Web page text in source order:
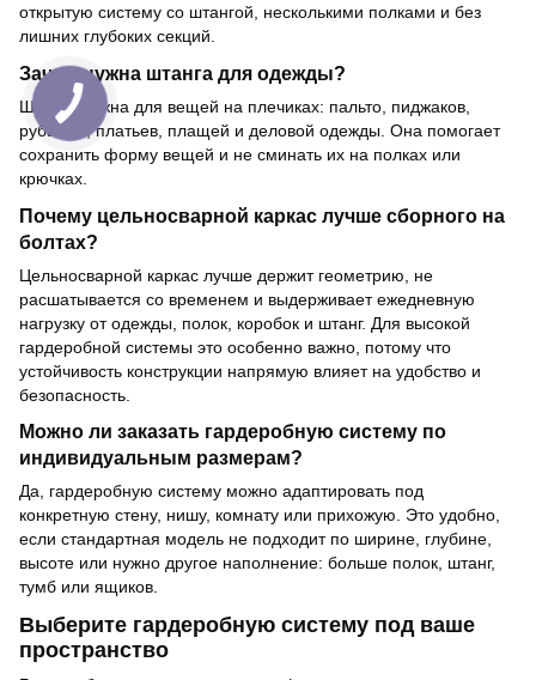
открытую систему со штангой, несколькими полками и без
лишних глубоких секций.
Зачем нужна штанга для одежды?
Штанга нужна для вещей на плечиках: пальто, пиджаков,
рубашек, платьев, плащей и деловой одежды. Она помогает
сохранить форму вещей и не сминать их на полках или
крючках.
Почему цельносварной каркас лучше сборного на
болтах?
Цельносварной каркас лучше держит геометрию, не
расшатывается со временем и выдерживает ежедневную
нагрузку от одежды, полок, коробок и штанг. Для высокой
гардеробной системы это особенно важно, потому что
устойчивость конструкции напрямую влияет на удобство и
безопасность.
Можно ли заказать гардеробную систему по
индивидуальным размерам?
Да, гардеробную систему можно адаптировать под
конкретную стену, нишу, комнату или прихожую. Это удобно,
если стандартная модель не подходит по ширине, глубине,
высоте или нужно другое наполнение: больше полок, штанг,
тумб или ящиков.
Выберите гардеробную систему под ваше
пространство